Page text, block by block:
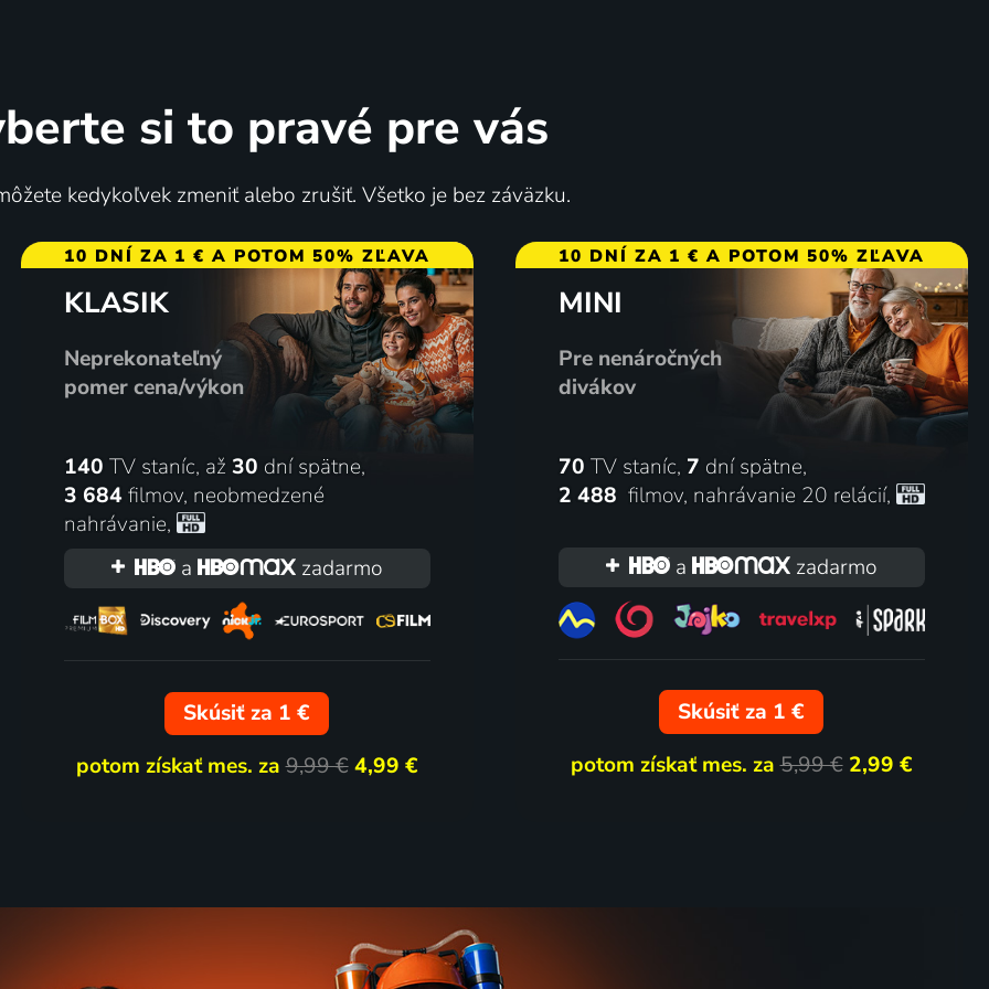
2018 | USA | Komédia, Dráma, Krimi, Životopisný 2008 | Francúzsko, Španielsko, USA | Životopisný, Dráma, Historický, Vojnový
| Dráma, Životopisný
% 62%
80% 71
2 diely
si to pravé pre vás
kedykoľvek zmeniť alebo zrušiť. Všetko je bez záväzku.
10 DNÍ ZA 1 € A POTOM 50% ZĽAVA
KLASIK
Neprekonateľný
pomer cena/výkon
140 TV staníc, až 30 dní spätne,
3 684 filmov, neobmedzené
nahrávanie,
a
zadarmo
Skúsiť za 1 €
potom získať mes. za9,99 € 4,99 €
10 DNÍ ZA 1 € A POTOM 50% ZĽAVA
MINI
Pre nenáročných
divákov
70 TV staníc, 7 dní spätne,
2 488 filmov, nahrávanie 20 relácií,
a zadarmo
Skúsiť za 1 €
potom získať mes. za5,99 € 2,99 €